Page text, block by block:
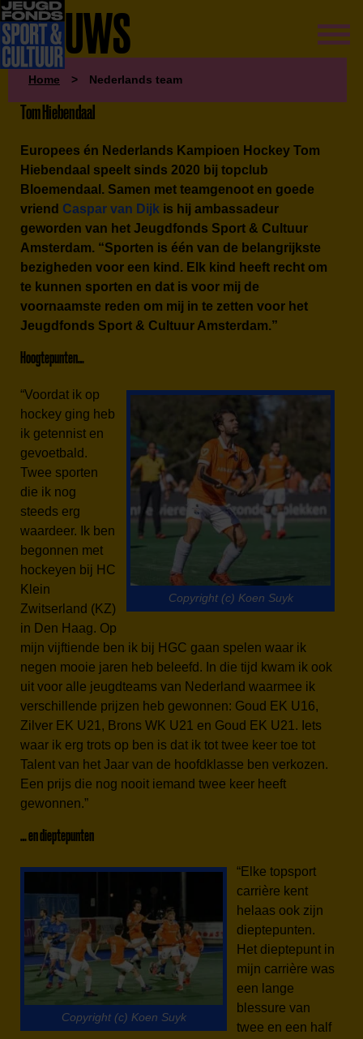
NIEUWS
Home > Nederlands team
Tom Hiebendaal
Europees én Nederlands Kampioen Hockey Tom
Hiebendaal speelt sinds 2020 bij topclub
Bloemendaal. Samen met teamgenoot en goede
vriend Caspar van Dijk is hij ambassadeur
geworden van het Jeugdfonds Sport & Cultuur
Amsterdam. “Sporten is één van de belangrijkste
bezigheden voor een kind. Elk kind heeft recht om
te kunnen sporten en dat is voor mij de
voornaamste reden om mij in te zetten voor het
Jeugdfonds Sport & Cultuur Amsterdam.”
Hoogtepunten…
Copyright (c) Koen Suyk
“Voordat ik op
hockey ging heb
ik getennist en
gevoetbald.
Twee sporten
die ik nog
steeds erg
waardeer. Ik ben
begonnen met
hockeyen bij HC
Klein
Zwitserland (KZ)
in Den Haag. Op
mijn vijftiende ben ik bij HGC gaan spelen waar ik
negen mooie jaren heb beleefd. In die tijd kwam ik ook
uit voor alle jeugdteams van Nederland waarmee ik
verschillende prijzen heb gewonnen: Goud EK U16,
Zilver EK U21, Brons WK U21 en Goud EK U21. Iets
waar ik erg trots op ben is dat ik tot twee keer toe tot
Talent van het Jaar van de hoofdklasse ben verkozen.
Een prijs die nog nooit iemand twee keer heeft
gewonnen.”
… en dieptepunten
Copyright (c) Koen Suyk
“Elke topsport
carrière kent
helaas ook zijn
dieptepunten.
Het dieptepunt in
mijn carrière was
een lange
blessure van
twee en een half